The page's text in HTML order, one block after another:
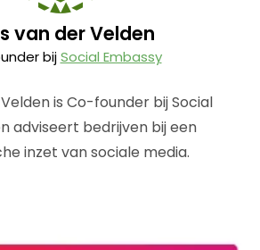
van der Velden
bijSocial Embassy
is Co-founder bij Social
adviseert bedrijven bij een
inzet van sociale media.